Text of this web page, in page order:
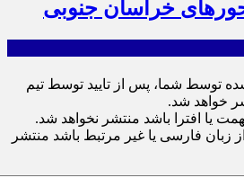
توسط شما، پس از تایید توسط تیم
خواهد شد.
یا افترا باشد منتشر نخواهد شد.
زبان فارسی یا غیر مرتبط باشد منتشر